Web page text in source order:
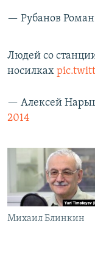
— Рубанов
Людей со
носилках
— Алексей
2014
Михаил Блинкин